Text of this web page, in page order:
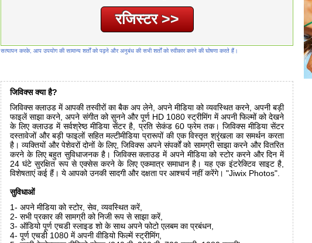
सत्यापन करके, आप उपयोग की सामान्य शर्तों को पढ़ने और अनुबंध की सभी शर्तों को स्वीकार करने की घोषणा करते हैं।
जिविक्स क्या है?
जिविक्स क्लाउड में आपकी तस्वीरों का बैक अप लेने, अपने मीडिया को व्यवस्थित करने, अपनी बड़ी
फाइलें साझा करने, अपने संगीत को सुनने और पूर्ण HD 1080 स्ट्रीमिंग में अपनी फिल्मों को देखने
के लिए क्लाउड में सर्वश्रेष्ठ मीडिया सेंटर है, प्रति सेकंड 60 फ्रेम तक। जिविक्स मीडिया सेंटर
दस्तावेजों और बड़ी फाइलों सहित मल्टीमीडिया प्रारूपों की एक विस्तृत श्रृंखला का समर्थन करता
है। व्यक्तियों और पेशेवरों दोनों के लिए, जिविक्स अपने संपर्कों को सामग्री साझा करने और वितरित
करने के लिए बहुत सुविधाजनक है। जिविक्स क्लाउड में अपने मीडिया को स्टोर करने और दिन में
24 घंटे सुरक्षित रूप से एक्सेस करने के लिए एकमात्र समाधान है। यह एक इंटरेक्टिव साइट है,
विशेषताएं कई हैं। ये आपको उनकी सादगी और दक्षता पर आश्चर्य नहीं करेंगे। "Jiwix Photos".
सुविधाओं
1- अपने मीडिया को स्टोर, सेव, व्यवस्थित करें,
2- सभी प्रकार की सामग्री को निजी रूप से साझा करें,
3- ऑडियो पूर्ण एचडी स्लाइड शो के साथ अपने फोटो एलबम का प्रबंधन,
4- पूर्ण एचडी 1080 में अपनी वीडियो फिल्में स्ट्रीमिंग,